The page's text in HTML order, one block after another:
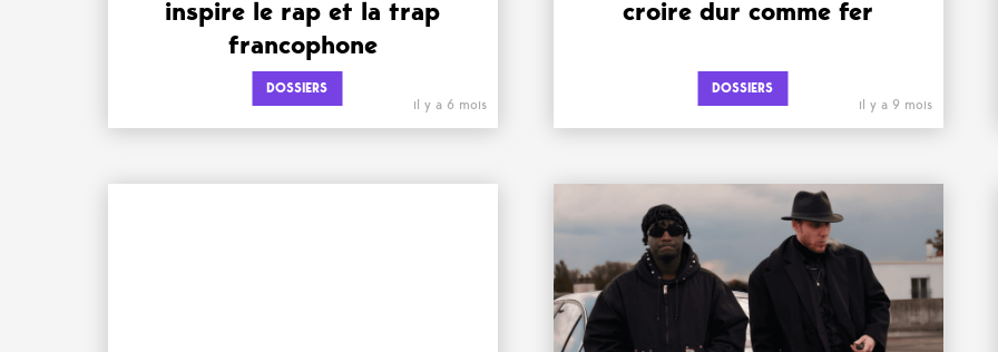
inspire le rap et la trap
francophone
DOSSIERS
il y a 6 mois
croire dur comme fer
DOSSIERS
il y a 9 mois